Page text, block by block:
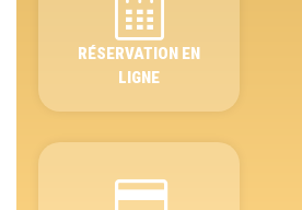
RÉSERVATION EN
LIGNE